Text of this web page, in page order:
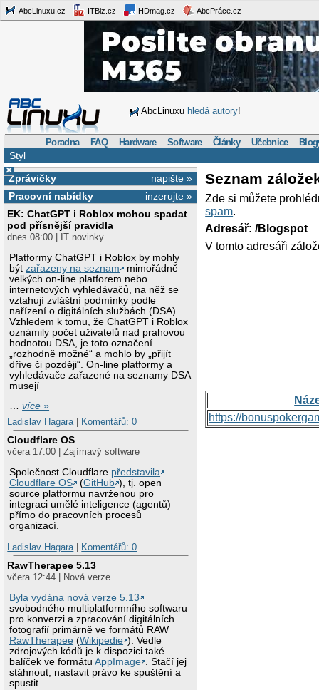
AbcLinuxu.cz ITBiz.cz HDmag.cz AbcPráce.cz
AbcLinuxu hledá autory!
Poradna FAQ Hardware Software Články Učebnice
Styl
×
napište »
Zprávičky
inzerujte »
Pracovní nabídky
EK: ChatGPT i Roblox mohou spadat
pod přísnější pravidla
dnes 08:00 | IT novinky
Platformy ChatGPT i Roblox by mohly
býtzařazeny na seznam
mimořádně
velkých on-line platforem nebo
internetových vyhledávačů, na něž se
vztahují zvláštní podmínky podle
nařízení o digitálních službách (DSA).
Vzhledem k tomu, že ChatGPT i Roblox
oznámily počet uživatelů nad prahovou
hodnotou DSA, je toto označení
„rozhodně možné“ a mohlo by „přijít
dříve či později“. On-line platformy a
vyhledávače zařazené na seznamy DSA
musejí
…více »
Ladislav Hagara
Komentářů: 0
Cloudflare OS
včera 17:00 | Zajímavý software
Společnost Cloudflare představila
Cloudflare OS
(GitHub ), tj. open
source platformu navrženou pro
integraci umělé inteligence (agentů)
přímo do pracovních procesů
organizací.
Ladislav Hagara
Komentářů: 0
RawTherapee 5.13
včera 12:44 | Nová verze
Byla vydána nová verze 5.13
svobodného multiplatformního softwaru
pro konverzi a zpracování digitálních
fotografií primárně ve formátů RAW
RawTherapee (Wikipedie ). Vedle
zdrojových kódů je k dispozici také
balíček ve formátuAppImage . Stačí jej
stáhnout, nastavit právo ke spuštění a
spustit.
Seznam
Zde si můžete
spam.
Adresář: /Blogspot
V tomto adresáři
https://